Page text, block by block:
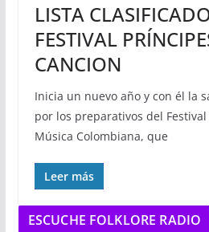
LISTA
FESTIVAL
CANCION
Inicia un nuevo año y con él la
por los preparativos del
Música Colombiana, que
Leer más
ESCUCHE FOLKLORE RADIO